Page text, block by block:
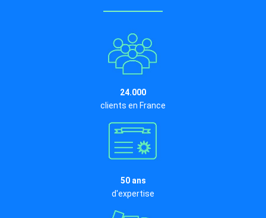
24.000
clients en France
50 ans
d'expertise